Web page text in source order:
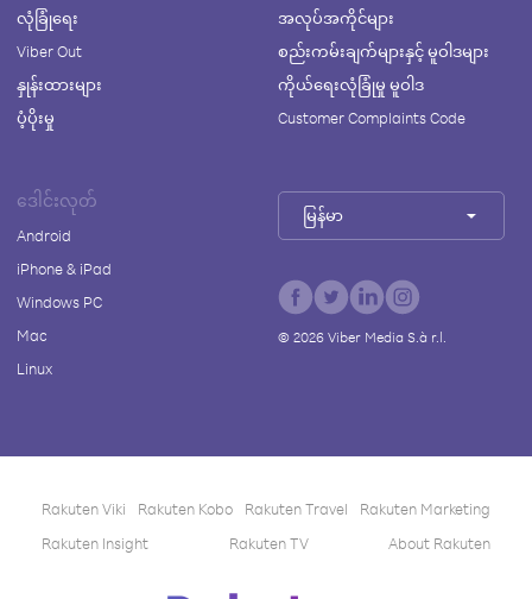
လုံခြုံရေး
Viber Out
နှုန်းထားများ
ပံ့ပိုးမှု
အလုပ်အကိုင်များ
စည်းကမ်းချက်များနှင့် မူဝါဒများ
ကိုယ်ရေးလုံခြုံမှု မူဝါဒ
Customer Complaints Code
ဒေါင်းလုတ်
Android
iPhone & iPad
Windows PC
Mac
Linux
မြန်မာ
© 2026Viber Media S.à r.l.
Rakuten Viki Rakuten Kobo Rakuten Travel
Rakuten Marketing
Rakuten Insight
Rakuten TV About Rakuten